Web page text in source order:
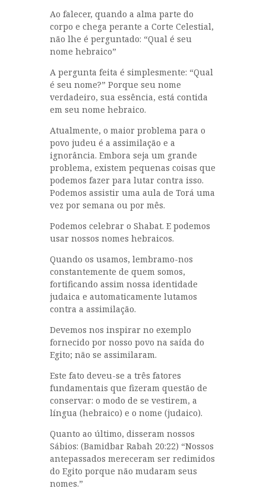
Ao falecer, quando a alma parte do
corpo e chega perante a Corte Celestial,
não lhe é perguntado: “Qual é seu
nome hebraico”
A pergunta feita é simplesmente: “Qual
é seu nome?” Porque seu nome
verdadeiro, sua essência, está contida
em seu nome hebraico.
Atualmente, o maior problema para o
povo judeu é a assimilação e a
ignorância. Embora seja um grande
problema, existem pequenas coisas que
podemos fazer para lutar contra isso.
Podemos assistir uma aula de Torá uma
vez por semana ou por mês.
Podemos celebrar o Shabat. E podemos
usar nossos nomes hebraicos.
Quando os usamos, lembramo-nos
constantemente de quem somos,
fortificando assim nossa identidade
judaica e automaticamente lutamos
contra a assimilação.
Devemos nos inspirar no exemplo
fornecido por nosso povo na saída do
Egito; não se assimilaram.
Este fato deveu-se a três fatores
fundamentais que fizeram questão de
conservar: o modo de se vestirem, a
língua (hebraico) e o nome (judaico).
Quanto ao último, disseram nossos
Sábios: (Bamidbar Rabah 20:22) “Nossos
antepassados mereceram ser redimidos
do Egito porque não mudaram seus
nomes.”